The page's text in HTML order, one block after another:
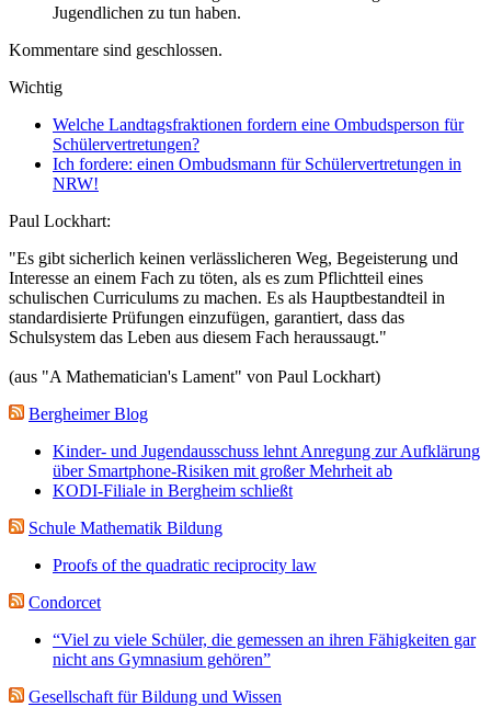
Jugendlichen zu tun haben.
Kommentare sind geschlossen.
Wichtig
Welche Landtagsfraktionen fordern eine Ombudsperson für
Schülervertretungen?
Ich fordere: einen Ombudsmann für Schülervertretungen in
NRW!
Paul Lockhart:
"Es gibt sicherlich keinen verlässlicheren Weg, Begeisterung und
Interesse an einem Fach zu töten, als es zum Pflichtteil eines
schulischen Curriculums zu machen. Es als Hauptbestandteil in
standardisierte Prüfungen einzufügen, garantiert, dass das
Schulsystem das Leben aus diesem Fach heraussaugt."
(aus "A Mathematician's Lament" von Paul Lockhart)
Bergheimer Blog
Kinder- und Jugendausschuss lehnt Anregung zur Aufklärung
über Smartphone-Risiken mit großer Mehrheit ab
KODI-Filiale in Bergheim schließt
Schule Mathematik Bildung
Proofs of the quadratic reciprocity law
Condorcet
“Viel zu viele Schüler, die gemessen an ihren Fähigkeiten gar
nicht ans Gymnasium gehören”
Gesellschaft für Bildung und Wissen